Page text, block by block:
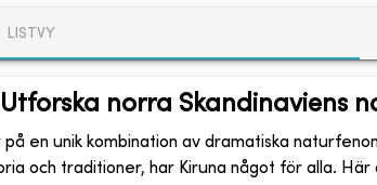
LISTVY
norra Skandinaviens
på en unik kombination av dramatiska
och traditioner, har Kiruna något för alla.